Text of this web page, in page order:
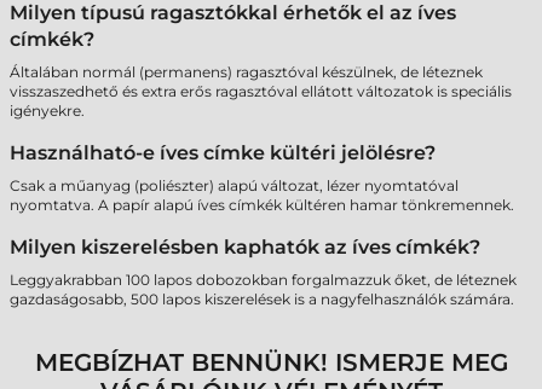
Milyen típusú ragasztókkal érhetők el az íves
címkék?
Általában normál (permanens) ragasztóval készülnek, de léteznek
visszaszedhető és extra erős ragasztóval ellátott változatok is speciális
igényekre.
Használható-e íves címke kültéri jelölésre?
Csak a műanyag (poliészter) alapú változat, lézer nyomtatóval
nyomtatva. A papír alapú íves címkék kültéren hamar tönkremennek.
Milyen kiszerelésben kaphatók az íves címkék?
Leggyakrabban 100 lapos dobozokban forgalmazzuk őket, de léteznek
gazdaságosabb, 500 lapos kiszerelések is a nagyfelhasználók számára.
MEGBÍZHAT BENNÜNK! ISMERJE MEG